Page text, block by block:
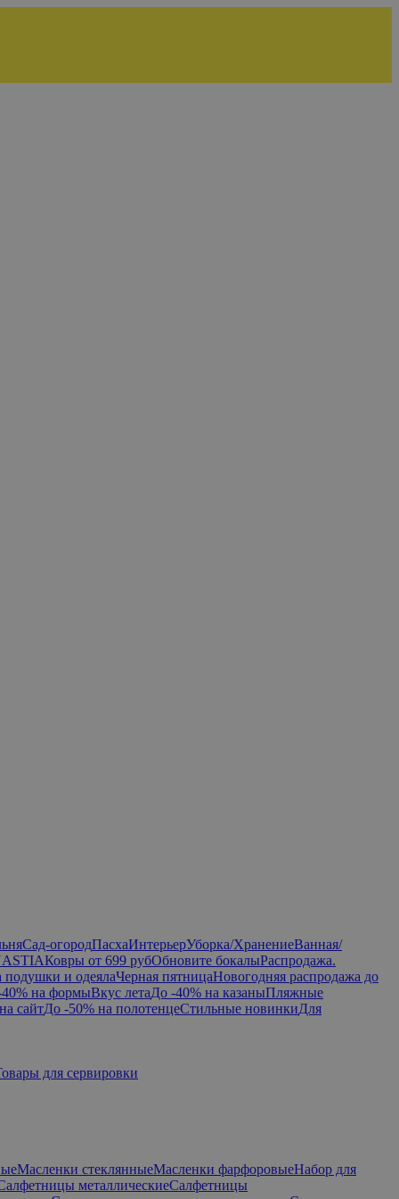
Сад-огородПасхаИнтерьерУборка/ХранениеВанная/
Ковры от 699 рубОбновите бокалыРаспродажа.
подушки и одеялаЧерная пятницаНовогодняя распродажа до
на формыВкус летаДо -40% на казаныПляжные
сайтДо -50% на полотенцеСтильные новинкиДля
для сервировки
Масленки стеклянныеМасленки фарфоровыеНабор для
металлическиеСалфетницы